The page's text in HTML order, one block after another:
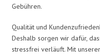
Gebühren.
Qualität und
Deshalb sorgen wir dafür,
stressfrei verläuft. Mit